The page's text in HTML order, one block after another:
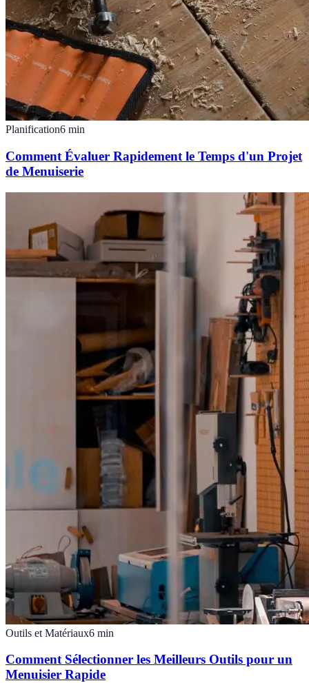
Planification6 min
Comment Évaluer Rapidement le Temps d'un Projet
de Menuiserie
Outils et Matériaux6 min
Comment Sélectionner les Meilleurs Outils pour un
Menuisier Rapide